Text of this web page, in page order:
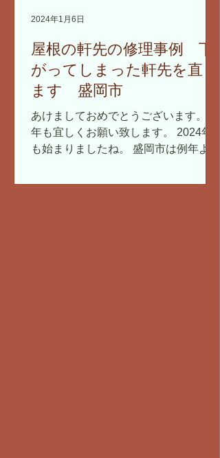
屋根の軒先の修理事例 下
がってしまった軒先を直し
ます 盛岡市
あけましておめでとうございます。 本
年も宜しくお願い致します。 2024年
も始まりましたね。 盛岡市は例年より
となりました。 こんなに雪が少ないの
2024年1月6日